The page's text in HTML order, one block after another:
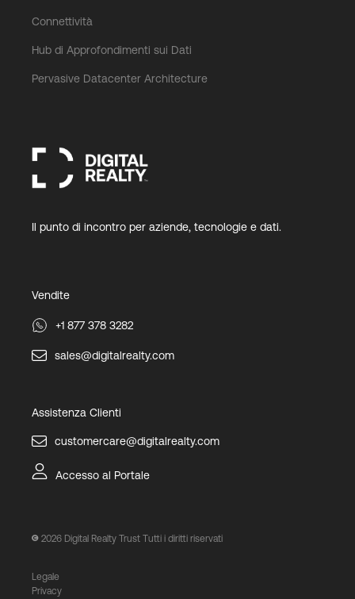
Connettività
Hub di Approfondimenti sui Dati
Pervasive Datacenter Architecture
Il punto di incontro per aziende, tecnologie e dati.
Vendite
+1 877 378 3282
sales@digitalrealty.com
Assistenza Clienti
customercare@digitalrealty.com
Accesso al Portale
2026 Digital Realty Trust Tutti i diritti riservati
Legale
Privacy